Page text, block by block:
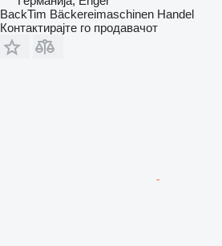
BackTim Bäckereimaschinen Handel
Контактирајте го продавачот